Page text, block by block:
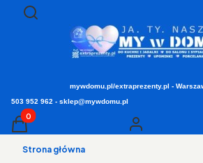
Otwórz wyszukiwarkę
Szukaj
mywdomu.pl/extraprezenty.pl -
503 952 962 - sklep@mywdomu.pl
Produkty w koszyku: 0. Zobacz
Koszyk Zaloguj się
Strona główna